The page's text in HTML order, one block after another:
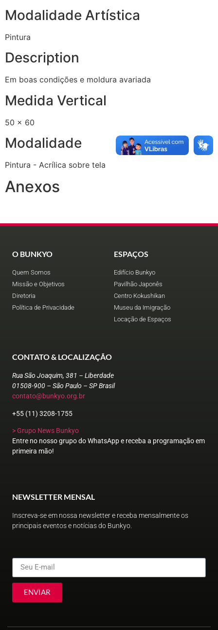
Modalidade Artística
Pintura
Description
Em boas condições e moldura avariada
Medida Vertical
50 x 60
Modalidade
Pintura - Acrílica sobre tela
Anexos
O BUNKYO
Quem Somos
Missão e Objetivos
Diretoria
Política de Privacidade
ESPAÇOS
Edifício Bunkyo
Pavilhão Japonês
Centro Kokushikan
Museu da Imigração
Locação de Espaços
CONTATO & LOCALIZAÇÃO
Rua São Joaquim, 381 – Liberdade
01508-900 – São Paulo – SP Brasil
contato@bunkyo.org.br
+55 (11) 3208-1755
> Grupo News Bunkyo
Entre no nosso grupo do WhatsApp e receba a programação em
primeira mão!
NEWSLETTER MENSAL
Inscreva-se em nossa newsletter e receba mensalmente os
principais eventos e notícias do Bunkyo.
ENVIAR